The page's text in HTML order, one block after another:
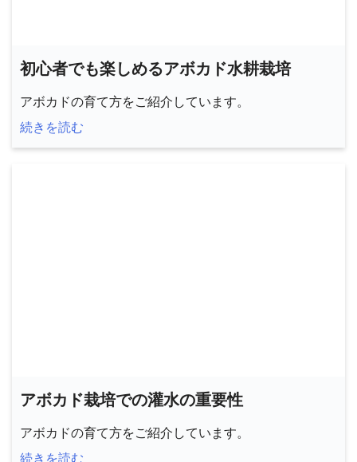
初心者でも楽しめるアボカド水耕栽培
アボカドの育て方をご紹介しています。
続きを読む
アボカド栽培での灌水の重要性
アボカドの育て方をご紹介しています。
続きを読む